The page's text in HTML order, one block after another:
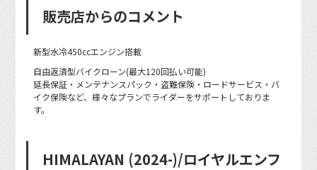
販売店からのコメント
新型水冷450ccエンジン搭載
自由返済型バイクローン(最大120回払い可能)
延長保証・メンテナンスパック・盗難保険・ロードサービス・バ
イク保険など、様々なプランでライダーをサポートしておりま
す。
HIMALAYAN (2024-)/ロイヤルエンフ